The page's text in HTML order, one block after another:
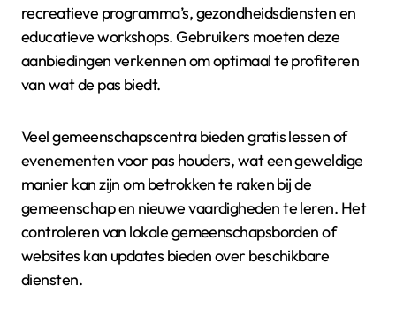
recreatieve programma’s, gezondheidsdiensten en
educatieve workshops. Gebruikers moeten deze
aanbiedingen verkennen om optimaal te profiteren
van wat de pas biedt.
Veel gemeenschapscentra bieden gratis lessen of
evenementen voor pas houders, wat een geweldige
manier kan zijn om betrokken te raken bij de
gemeenschap en nieuwe vaardigheden te leren. Het
controleren van lokale gemeenschapsborden of
websites kan updates bieden over beschikbare
diensten.